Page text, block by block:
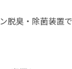
脱臭・除菌装置